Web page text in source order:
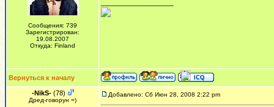
Сообщения: 739
Зарегистрирован:
19.08.2007
Откуда: Finland
Вернуться к началу
-NikS-(78)
Дред-говорун =)
Добавлено: Сб Июн 28, 2008 2:22 pm